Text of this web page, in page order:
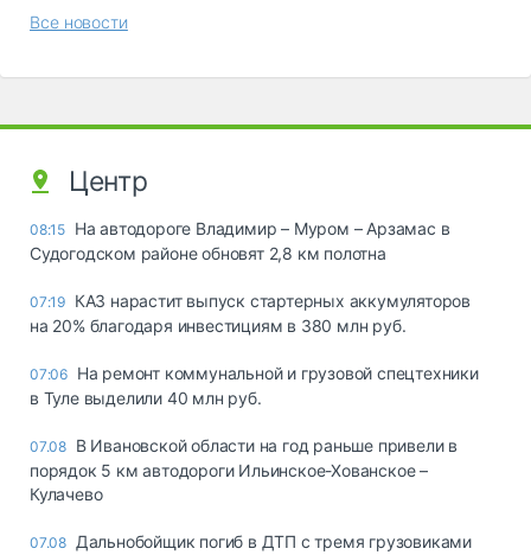
Все новости
Центр
08:15 На автодороге Владимир – Муром – Арзамас в
Судогодском районе обновят 2,8 км полотна
07:19 КАЗ нарастит выпуск стартерных аккумуляторов
на 20% благодаря инвестициям в 380 млн руб.
07:06 На ремонт коммунальной и грузовой спецтехники
в Туле выделили 40 млн руб.
07.08 В Ивановской области на год раньше привели в
порядок 5 км автодороги Ильинское-Хованское –
Кулачево
07.08 Дальнобойщик погиб в ДТП с тремя грузовиками